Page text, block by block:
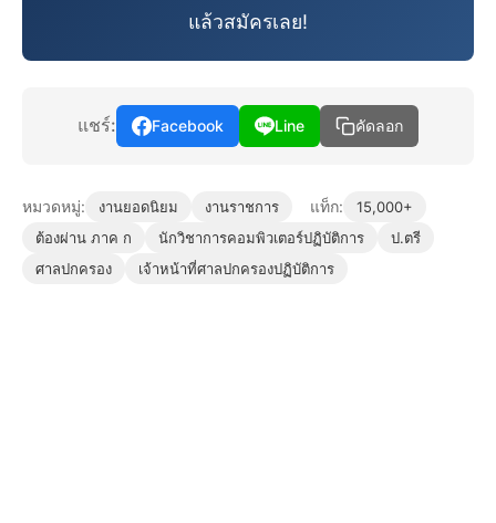
แล้วสมัครเลย!
แชร์: Facebook Line คัดลอก
หมวดหมู่: งานยอดนิยม งานราชการ แท็ก:
15,000+
ต้องผ่าน ภาค ก
นักวิชาการคอมพิวเตอร์ปฏิบัติการ
ป.ตรี
ศาลปกครอง
เจ้าหน้าที่ศาลปกครองปฏิบัติการ